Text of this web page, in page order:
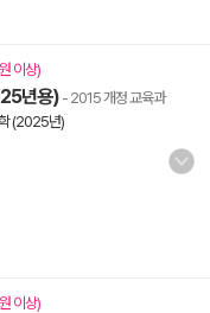
이상)
년용)- 2015 개정 교육과
(2025년)
이상)